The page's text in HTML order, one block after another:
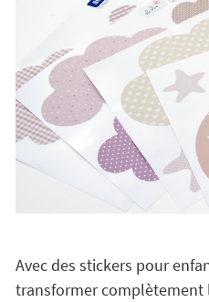
Avec des stickers pour
transformer complètement